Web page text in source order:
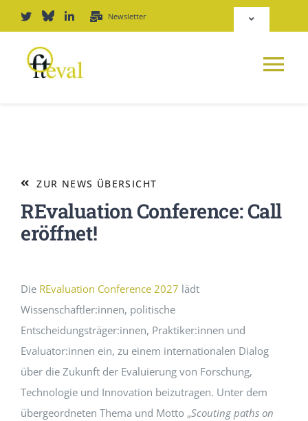
Inhalt
springen
Newsletter
Toggle
Deutsch
Login
JOURNAL
EVENTS
STANDARDS
ZUR NEWS ÜBERSICHT
REvaluation Conference: Call
eröffnet!
Die REvaluation Conference 2027 lädt
Wissenschaftler:innen, politische
Entscheidungsträger:innen, Praktiker:innen und
Evaluator:innen ein, zu einem internationalen Dialog
über die Zukunft der Evaluierung von Forschung,
Technologie und Innovation beizutragen. Unter dem
übergeordneten Thema und Motto „Scouting paths on